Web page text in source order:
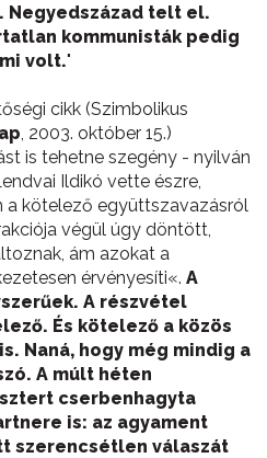
Negyedszázad telt el.
kommunisták pedig
volt."
cikk (Szimbolikus
, 2003. október 15.)
is tehetne szegény - nyilván
Ildikó vette észre,
a kötelező együttszavazásról
végül úgy döntött,
ám azokat a
érvényesíti«. A
A részvétel
És kötelező a közös
Naná, hogy még mindig a
A múlt héten
cserbenhagyta
is: az agyament
szerencsétlen válaszát